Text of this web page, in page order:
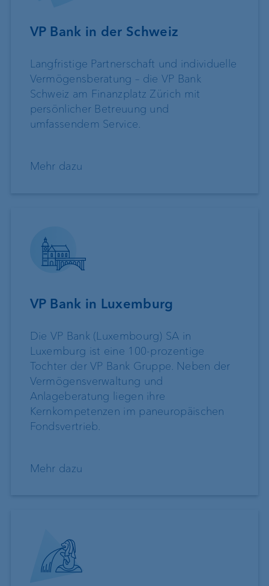
VP Bank in der Schweiz
Langfristige Partnerschaft und individuelle
Vermögensberatung – die VP Bank
Schweiz am Finanzplatz Zürich mit
persönlicher Betreuung und
umfassendem Service.
Mehr dazu
VP Bank in Luxemburg
Die VP Bank (Luxembourg) SA in
Luxemburg ist eine 100-prozentige
Tochter der VP Bank Gruppe. Neben der
Vermögensverwaltung und
Anlageberatung liegen ihre
Kernkompetenzen im paneuropäischen
Fondsvertrieb.
Mehr dazu